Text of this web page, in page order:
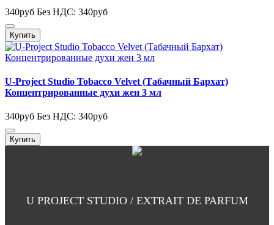
340руб Без НДС: 340руб
Купить
U-Project Studio Tobacco Velvet (Табачный Бархат)
Концентрированные духи жен 3 мл
340руб Без НДС: 340руб
Купить
U PROJECT STUDIO / EXTRAIT DE PARFUM